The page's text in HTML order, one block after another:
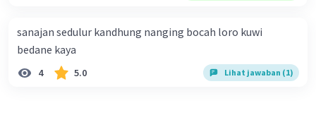
sanajan sedulur kandhung nanging bocah loro kuwi
bedane kaya
4 5.0 Lihat jawaban (1)